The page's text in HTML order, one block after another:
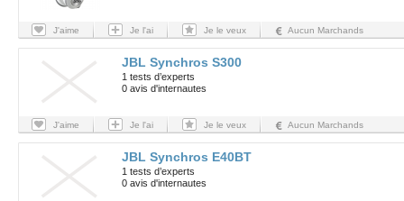
J'aime Je l'ai Je le veux Aucun Marchands
JBL Synchros S300
1 tests d’experts
0 avis d'internautes
J'aime Je l'ai Je le veux Aucun Marchands
JBL Synchros E40BT
1 tests d’experts
0 avis d'internautes